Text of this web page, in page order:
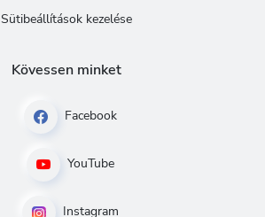
Sütibeállítások kezelése
Kövessen minket
Facebook
YouTube
Instagram